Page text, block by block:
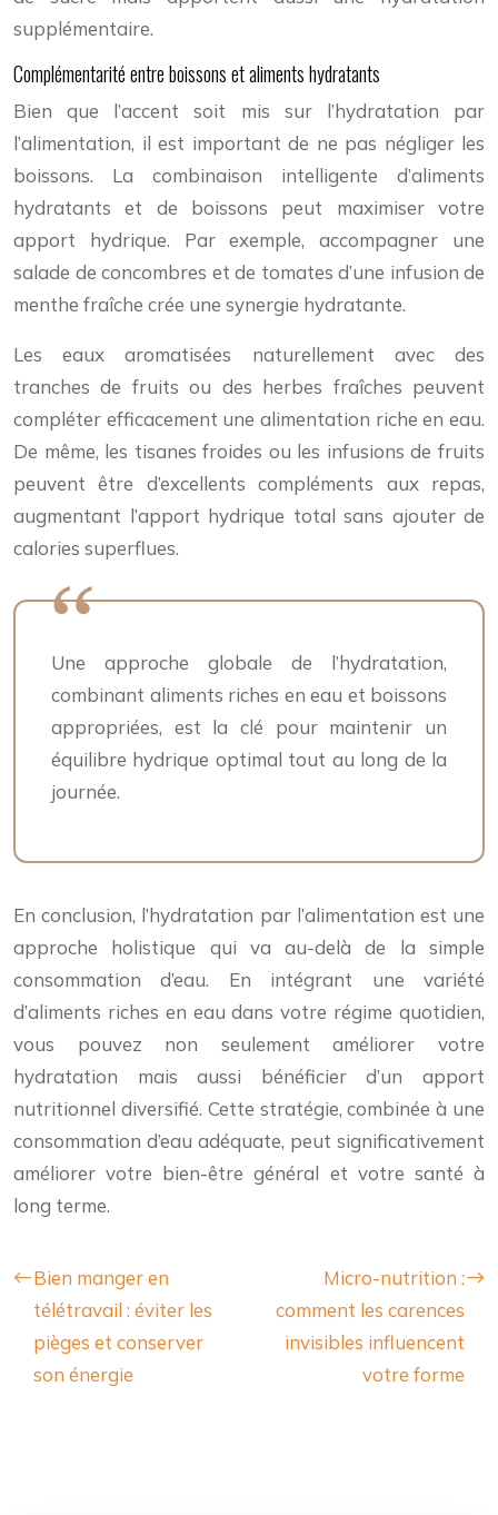
supplémentaire.
Complémentarité entre boissons et aliments hydratants
Bien que l’accent soit mis sur l’hydratation par
l’alimentation, il est important de ne pas négliger les
boissons. La combinaison intelligente d’aliments
hydratants et de boissons peut maximiser votre
apport hydrique. Par exemple, accompagner une
salade de concombres et de tomates d’une infusion de
menthe fraîche crée une synergie hydratante.
Les eaux aromatisées naturellement avec des
tranches de fruits ou des herbes fraîches peuvent
compléter efficacement une alimentation riche en eau.
De même, les tisanes froides ou les infusions de fruits
peuvent être d’excellents compléments aux repas,
augmentant l’apport hydrique total sans ajouter de
calories superflues.
Une approche globale de l’hydratation,
combinant aliments riches en eau et boissons
appropriées, est la clé pour maintenir un
équilibre hydrique optimal tout au long de la
journée.
En conclusion, l’hydratation par l’alimentation est une
approche holistique qui va au-delà de la simple
consommation d’eau. En intégrant une variété
d’aliments riches en eau dans votre régime quotidien,
vous pouvez non seulement améliorer votre
hydratation mais aussi bénéficier d’un apport
nutritionnel diversifié. Cette stratégie, combinée à une
consommation d’eau adéquate, peut significativement
améliorer votre bien-être général et votre santé à
long terme.
Bien manger en
télétravail : éviter les
pièges et conserver
son énergie
Micro-nutrition :
comment les carences
invisibles influencent
votre forme